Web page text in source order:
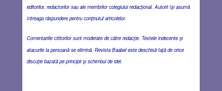
editorilor, redactorilor sau ale membrilor colegiului redacţional. Autorii îşi asumă
întreaga răspundere pentru conţinutul articolelor.
Comentariile cititorilor sunt moderate de către redacţie. Textele indecente şi
atacurile la persoană se elimină. Revista Baabel este deschisă faţă de orice
discuţie bazată pe principii şi schimbul de idei.